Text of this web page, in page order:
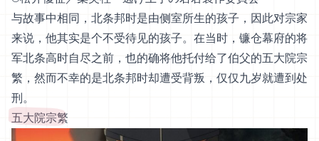
与故事中相同，北条邦时是由侧室所生的孩子，因此对宗家
来说，他其实是个不受待见的孩子。在当时，镰仓幕府的将
军北条高时自尽之前，也的确将他托付给了伯父的五大院宗
繁，然而不幸的是北条邦时却遭受背叛，仅仅九岁就遭到处
刑。
五大院宗繁